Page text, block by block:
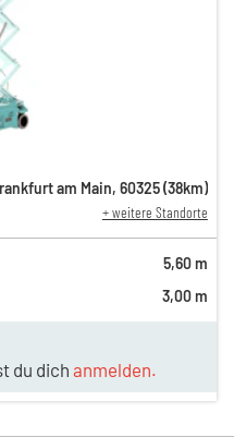
du dich anmelden.
am Main, 60325(38km)
+ weitere Standorte
5,60 m
3,00 m